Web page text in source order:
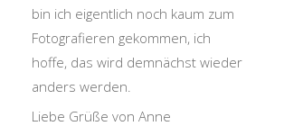
bin ich eigentlich noch kaum zum
Fotografieren gekommen, ich
hoffe, das wird demnächst wieder
anders werden.
Liebe Grüße von Anne